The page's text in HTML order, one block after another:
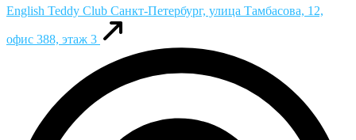
English Teddy Club Санкт-Петербург, улица Тамбасова, 12,
офис 388, этаж 3